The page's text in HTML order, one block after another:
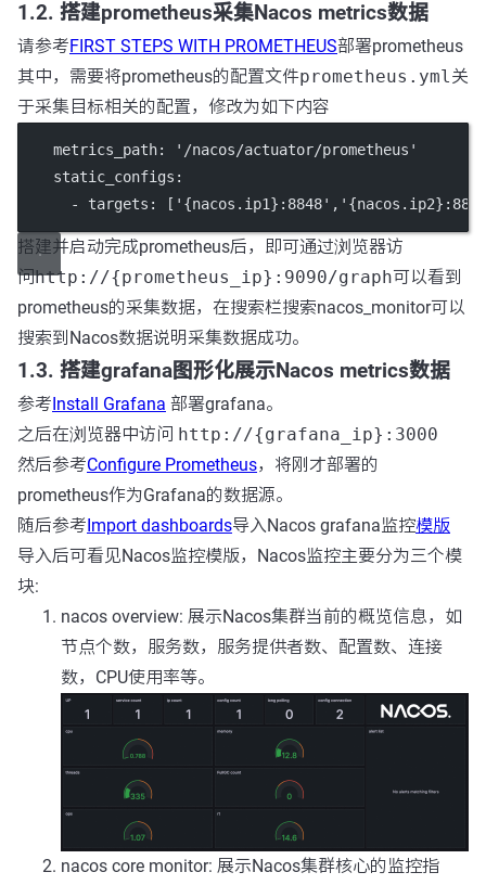
1.2. 搭建prometheus采集Nacos metrics数据
请参考FIRST STEPS WITH PROMETHEUS部署prometheus
其中，需要将prometheus的配置文件prometheus.yml关
于采集目标相关的配置，修改为如下内容
    metrics_path: '/nacos/actuator/prometheus'
    static_configs:
- targets:
搭建并启动完成prometheus后，即可通过浏览器访
问http://{prometheus_ip}:9090/graph可以看到
prometheus的采集数据，在搜索栏搜索nacos_monitor可以
搜索到Nacos数据说明采集数据成功。
1.3. 搭建grafana图形化展示Nacos metrics数据
参考Install Grafana 部署grafana。
之后在浏览器中访问 http://{grafana_ip}:3000
然后参考Configure Prometheus，将刚才部署的
prometheus作为Grafana的数据源。
随后参考Import dashboards导入Nacos grafana监控模版
导入后可看见Nacos监控模版，Nacos监控主要分为三个模
块:
nacos overview: 展示Nacos集群当前的概览信息，如
节点个数，服务数，服务提供者数、配置数、连接
数，CPU使用率等。
nacos core monitor: 展示Nacos集群核心的监控指